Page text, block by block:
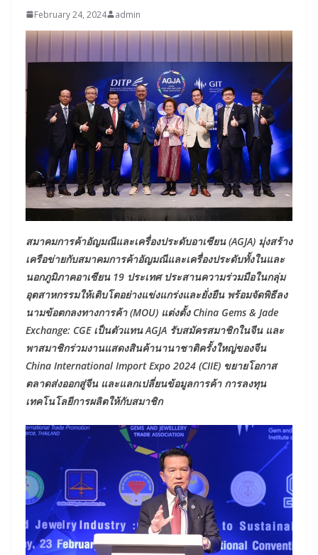
February 24, 2024 admin
สมาคมการค้าอัญมณีและเครื่องประดับอาเซียน (AGJA) มุ่งสร้าง
เครือข่ายกับสมาคมการค้าอัญมณีและเครื่องประดับทั้งในและ
นอกภูมิภาคอาเซียน 19 ประเทศ ประสานความร่วมมือในกลุ่ม
อุตสาหกรรมให้เติบโตอย่างแข่งแกร่งและยั่งยืน พร้อมจัดพิธีลง
นามข้อตกลงทางการค้า (MOU) แต่งตั้ง China Gems & Jade
Exchange: CGE เป็นตัวแทน AGJA รับสมัครสมาชิกในจีน และ
พาสมาชิกร่วมงานแสดงสินค้านานาชาติครั้งใหญ่ของจีน
China International Import Expo 2024 (CIIE) ขยายโอกาส
ตลาดส่งออกสู่จีน และแลกเปลี่ยนข้อมูลการค้า การลงทุน
เทคโนโลยีการผลิตให้กับสมาชิก